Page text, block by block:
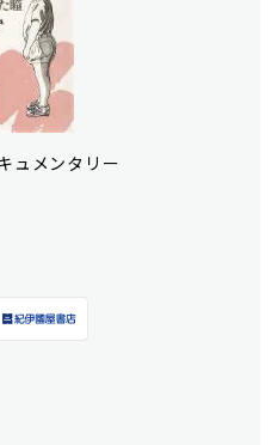
ュメンタリー